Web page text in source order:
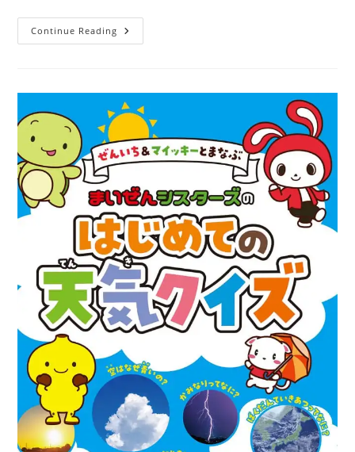
Continue Reading ポ
プ
ベ
ル
『レ
ツ
ゴ
ー！
ぜ
ん
シ
ス
タ
ー
ズ
ピ
ザ
配
達
で
目
せ
大
金
ち！』
が
発
売
中！！